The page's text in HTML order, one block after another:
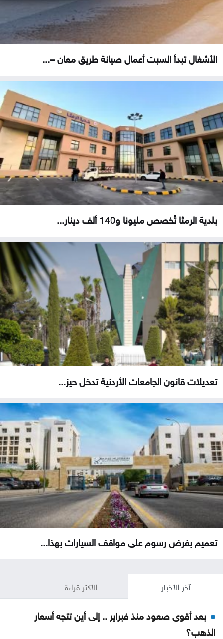
الأشغال تبدأ السبت أعمال صيانة طريق معان –...
بلدية الرمثا تُخصص مليونا و140 ألف دينار...
تعديلات قانون الجامعات الأردنية تدخل حيز...
تعميم بفرض رسوم على مواقف السيارات بهذا...
آخر الأخبار الأكثر قراءة
بعد أقوى صعود منذ فبراير .. إلى أين تتجه أسعار
الذهب؟